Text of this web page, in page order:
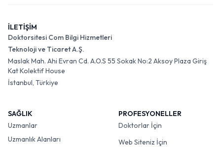
İLETİŞİM
Doktorsitesi Com Bilgi Hizmetleri
Teknoloji ve Ticaret A.Ş.
Maslak Mah. Ahi Evran Cd. A.O.S 55 Sokak No:2 Aksoy Plaza Giriş
Kat Kolektif House
İstanbul, Türkiye
SAĞLIK
Uzmanlar
Uzmanlık Alanları
PROFESYONELLER
Doktorlar İçin
Web Siteniz İçin